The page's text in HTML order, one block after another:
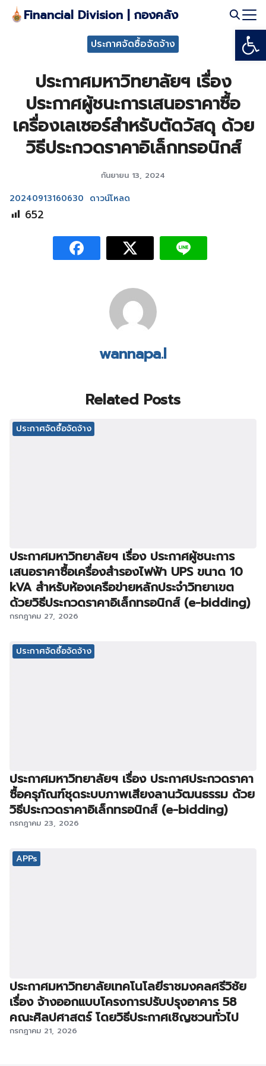
Skip Financial Division | กองคลัง
ประกาศจัดซื้อจัดจ้าง
ประกาศมหาวิทยาลัยฯ เรื่อง
ประกาศผู้ชนะการเสนอราคาซื้อ
เครื่องเลเซอร์สำหรับตัดวัสดุ ด้วย
วิธีประกวดราคาอิเล็กทรอนิกส์
กันยายน 13, 2024
20240913160630 ดาวน์โหลด
652
wannapa.l
Related Posts
ประกาศจัดซื้อจัดจ้าง
ประกาศมหาวิทยาลัยฯ เรื่อง ประกาศผู้ชนะการ
เสนอราคาซื้อเครื่องสำรองไฟฟ้า UPS ขนาด 10
kVA สำหรับห้องเครือข่ายหลักประจำวิทยาเขต
ด้วยวิธีประกวดราคาอิเล็กทรอนิกส์ (e-bidding)
กรกฎาคม 27, 2026
ประกาศจัดซื้อจัดจ้าง
ประกาศมหาวิทยาลัยฯ เรื่อง ประกาศประกวดราคา
ซื้อครุภัณฑ์ชุดระบบภาพเสียงลานวัฒนธรรม ด้วย
วิธีประกวดราคาอิเล็กทรอนิกส์ (e-bidding)
กรกฎาคม 23, 2026
APPs
ประกาศมหาวิทยาลัยเทคโนโลยีราชมงคลศรีวิชัย
เรื่อง จ้างออกแบบโครงการปรับปรุงอาคาร 58
คณะศิลปศาสตร์ โดยวิธีประกาศเชิญชวนทั่วไป
กรกฎาคม 21, 2026